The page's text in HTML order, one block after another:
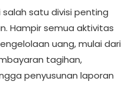
satu divisi penting
Hampir semua aktivitas
uang, mulai dari
tagihan,
penyusunan laporan